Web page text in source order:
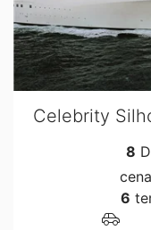
Celebrity
8
6